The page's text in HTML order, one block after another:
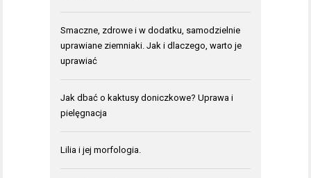
Smaczne, zdrowe i w dodatku, samodzielnie
uprawiane ziemniaki. Jak i dlaczego, warto je
uprawiać
Jak dbać o kaktusy doniczkowe? Uprawa i
pielęgnacja
Lilia i jej morfologia.